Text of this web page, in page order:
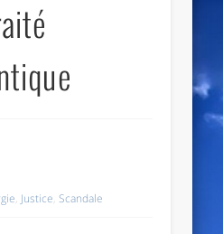
, Justice,Scandale